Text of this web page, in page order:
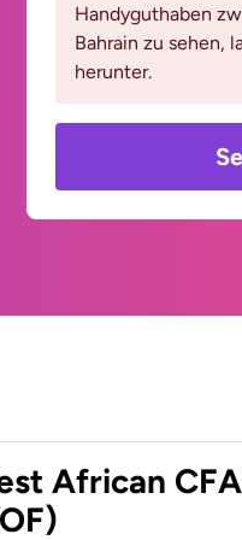
Handyguthaben
Bahrain zu sehen,
herunter.
African